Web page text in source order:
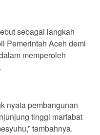
sebagai langkah
Pemerintah Aceh demi
memperoleh
nyata pembangunan
tinggi martabat
tambahnya.